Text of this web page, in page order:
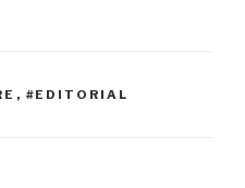
p , #EDITORIAL